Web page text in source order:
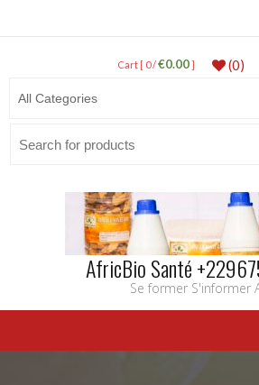
Cart [ 0 /€0.00] (0)
AfricBio Santé
Se former S'informer